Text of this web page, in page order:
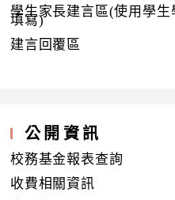
學生家長建言區(使用學生
填寫)
建言回覆區
公開資訊
校務基金報表查詢
收費相關資訊